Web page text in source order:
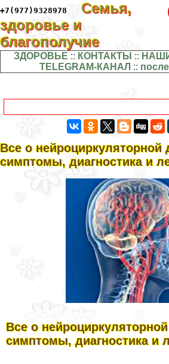
+7(977)9328978
Семья,
здоровье и
благополучие
ЗДОРОВЬЕ :: КОНТАКТЫ ::
TELEGRAM-КАНАЛ ::
Все о нейроциркуляторной
симптомы, диагностика и
Все о
симптомы, диагностика и